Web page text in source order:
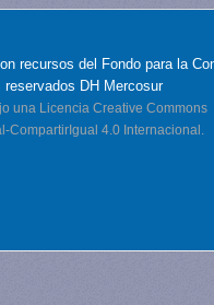
recursos del Fondo para la
DH Mercosur
una Licencia Creative Commons
CompartirIgual 4.0 Internacional.